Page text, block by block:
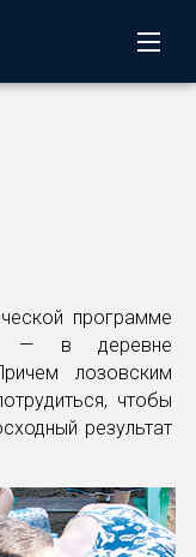
программе
— в деревне
лозовским
чтобы
результат